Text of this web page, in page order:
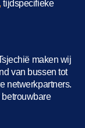
tijdspecifieke
maken wij
van bussen tot
netwerkpartners.